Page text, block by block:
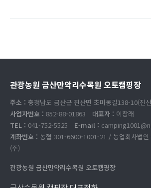
관광농원 금산만악리수목원 오토캠핑장
주소 : 충청남도 금산군 진산면 초미동길138-10(진
사업자번호 : 852-88-01863 대표자 : 이창래
TEL : 041-752-5525 E-mail :
계좌번호 : 농협 301-6600-1001-21 / 농업회사법인
(주)
관광농원 금산만악리수목원 오토캠핑장